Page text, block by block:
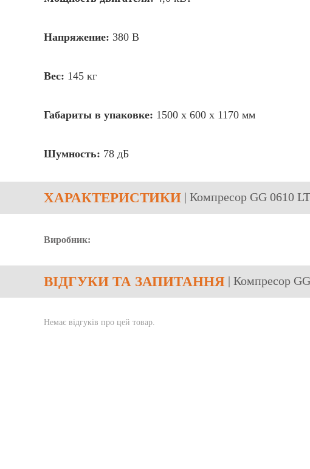
Напряжение: 380 В
Вес: 145 кг
Габариты в упаковке: 1500 х 600 х 1170 мм
Шумность: 78 дБ
ХАРАКТЕРИСТИКИ | Компресор GG 0610
Виробник:
ВІДГУКИ ТА ЗАПИТАННЯ | Компресор
Немає відгуків про цей товар.